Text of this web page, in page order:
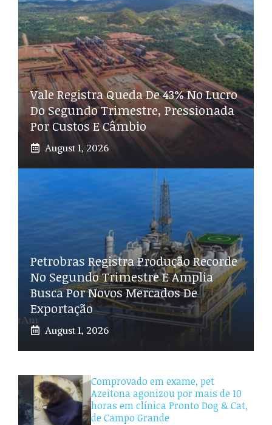
Vale Registra Queda De 43% No Lucro
Do Segundo Trimestre, Pressionada
Por Custos E Câmbio
August 1, 2026
Petrobras Registra Produção Recorde
No Segundo Trimestre E Amplia
Busca Por Novos Mercados De
Exportação
August 1, 2026
Comprovado em exame, pet
Azeitona agonizou por mais de 10
horas em clínica Pronto Dog & Cat,
de Campo Grande